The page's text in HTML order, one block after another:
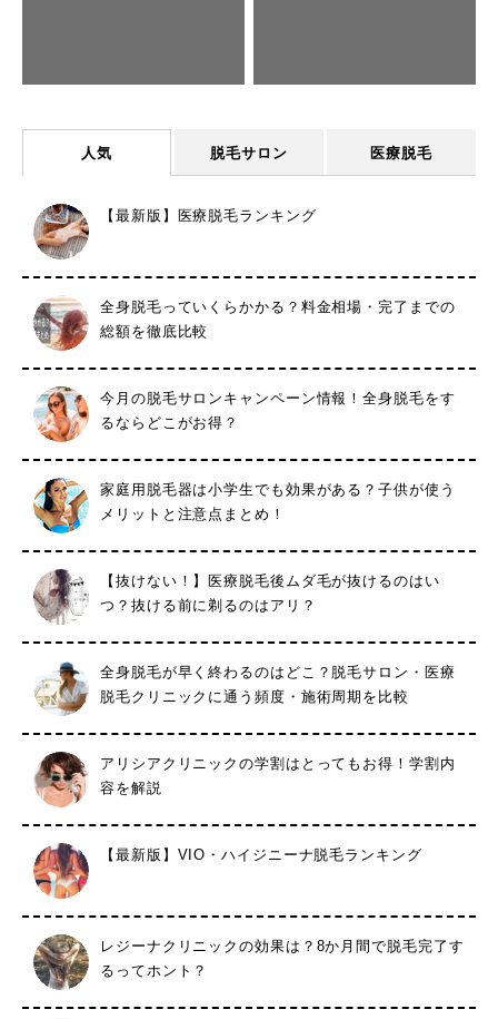
人気 脱毛サロン 医療脱毛
【最新版】医療脱毛ランキング
全身脱毛っていくらかかる？料金相場・完了までの
総額を徹底比較
今月の脱毛サロンキャンペーン情報！全身脱毛をす
るならどこがお得？
家庭用脱毛器は小学生でも効果がある？子供が使う
メリットと注意点まとめ！
【抜けない！】医療脱毛後ムダ毛が抜けるのはい
つ？抜ける前に剃るのはアリ？
全身脱毛が早く終わるのはどこ？脱毛サロン・医療
脱毛クリニックに通う頻度・施術周期を比較
アリシアクリニックの学割はとってもお得！学割内
容を解説
【最新版】VIO・ハイジニーナ脱毛ランキング
レジーナクリニックの効果は？8か月間で脱毛完了す
るってホント？